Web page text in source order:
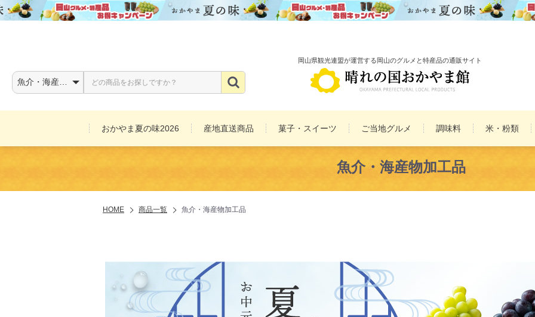
岡山県観光連盟が運営する岡山のグルメと特産品の通販サイト
おかやま夏の味2026 産地直送商品 菓子・スイーツ ご当地グルメ 調味料 米・粉類
雑貨 民工芸品 まとめ買いセット
魚介・海産物加工品
HOME 商品一覧 魚介・海産物加工品